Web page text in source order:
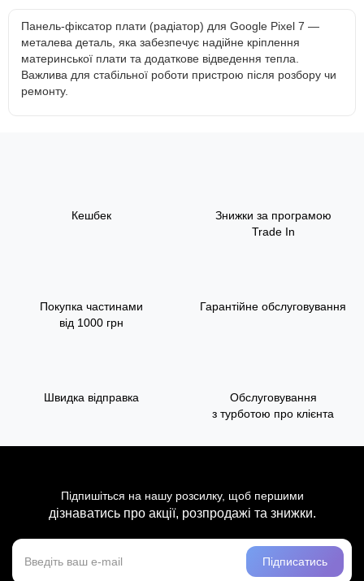
Панель-фіксатор плати (радіатор) для Google Pixel 7 —
металева деталь, яка забезпечує надійне кріплення
материнської плати та додаткове відведення тепла.
Важлива для стабільної роботи пристрою після розбору чи
ремонту.
Кешбек
Знижки за програмою
Trade In
Покупка частинами
від 1000 грн
Гарантійне обслуговування
Швидка відправка
Обслуговування
з турботою про клієнта
Підпишіться на нашу розсилку, щоб першими
дізнаватись про акції, розпродажі та знижки.
Підписатись